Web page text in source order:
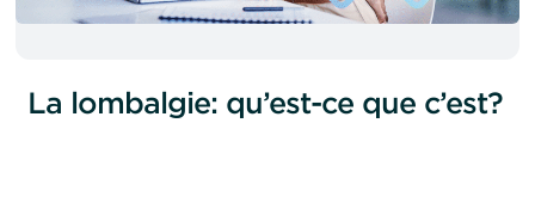
La lombalgie: qu’est-ce que c’est?